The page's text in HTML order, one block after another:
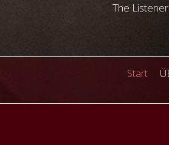
The Listener
Start